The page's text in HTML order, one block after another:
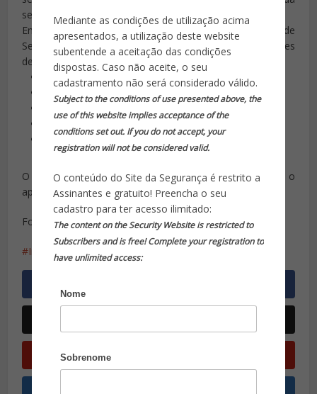
Mediante as condições de utilização acima
apresentados, a utilização deste website
subentende a aceitação das condições
dispostas. Caso não aceite, o seu
cadastramento não será considerado válido.
Subject to the conditions of use presented above, the
use of this website implies acceptance of the
conditions set out. If you do not accept, your
registration will not be considered valid.
O conteúdo do Site da Segurança é restrito a
Assinantes e gratuito! Preencha o seu
cadastro para ter acesso ilimitado:
The content on the Security Website is restricted to
Subscribers and is free! Complete your registration to
have unlimited access:
Nome
Sobrenome
segurança passou para o comando das Forças Armadas.
Entre os índices divulgados anteriormente pelo Instituto de
Segurança Pública (ISP), na comparação entre os meses
de julho de 2017 e julho de 2018, destacam-se:
aumento de 105% das mortes em ações policiais;
aumento de 9% nos homicídios dolosos;
queda de 29% no roubo de veículos;
queda de 61% nos latrocínios;
queda de 19% no roubo de carga.
O número de tiroteios aumentou 61%, segundo o
aplicativo Fogo Cruzado.
Fonte: G1
Intervenção Militar Rio